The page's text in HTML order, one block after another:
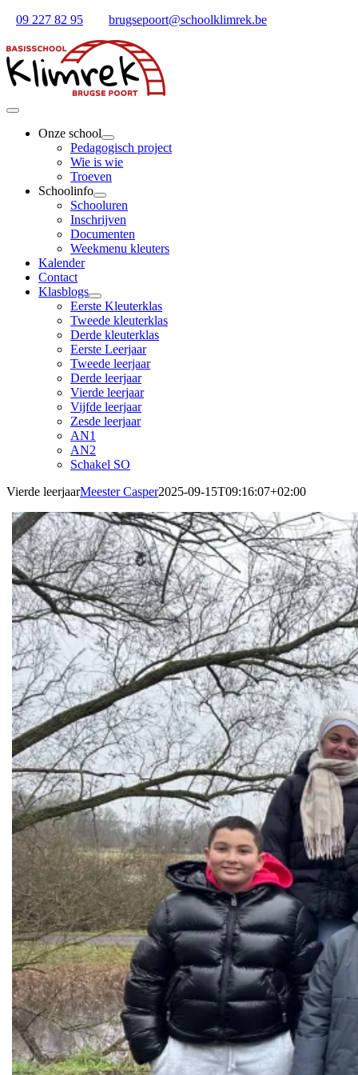
Ga
inhoud
09 227 82 95 brugsepoort@schoolklimrek.be
Toggle
NavigationOnze school
Pedagogisch project
Wie is wie
Troeven
Schoolinfo
Schooluren
Inschrijven
Documenten
Weekmenu kleuters
Kalender
Contact
Klasblogs
Eerste Kleuterklas
Tweede kleuterklas
Derde kleuterklas
Eerste Leerjaar
Tweede leerjaar
Derde leerjaar
Vierde leerjaar
Vijfde leerjaar
Zesde leerjaar
AN1
AN2
Schakel SO
Vierde leerjaarMeester Casper2025-09-15T09:16:07+02:00